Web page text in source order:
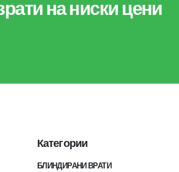
на ниски цени
Категории
БЛИНДИРАНИ ВРАТИ